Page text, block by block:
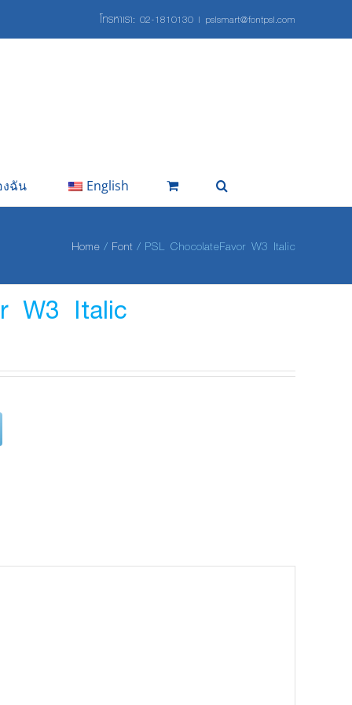
โทรหาเรา: 02-1810130 | pslsmart@fontpsl.com
ฉัน English
Home Font PSL ChocolateFavor W3 Italic
W3 Italic